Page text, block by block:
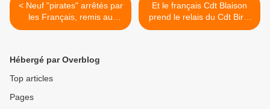
< Neuf "pirates" arrêtés par
les Français, remis au
Puntland
Et le français Cdt Blaison
prend le relais du Cdt Birot
>
Hébergé par Overblog
Top articles
Pages